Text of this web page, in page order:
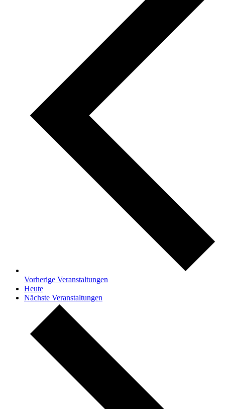
Vorherige Veranstaltungen
Heute
Nächste Veranstaltungen